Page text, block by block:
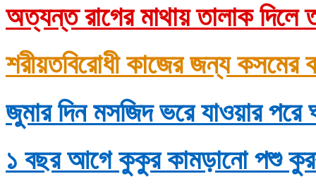
অত্যন্ত রাগের মাথায় তালাক দিলে
শরীয়তবিরোধী কাজের জন্য কসমের
জুমার দিন মসজিদ ভরে যাওয়ার
১ বছর আগে কুকুর কামড়ানো পশু